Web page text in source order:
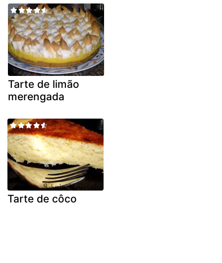
Tarte de limão
merengada
Tarte de côco